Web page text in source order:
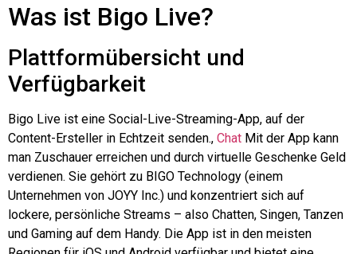
Was ist Bigo Live?
Plattformübersicht und
Verfügbarkeit
Bigo Live ist eine Social-Live-Streaming-App, auf der
Content-Ersteller in Echtzeit senden., Chat Mit der App kann
man Zuschauer erreichen und durch virtuelle Geschenke Geld
verdienen. Sie gehört zu BIGO Technology (einem
Unternehmen von JOYY Inc.) und konzentriert sich auf
lockere, persönliche Streams – also Chatten, Singen, Tanzen
und Gaming auf dem Handy. Die App ist in den meisten